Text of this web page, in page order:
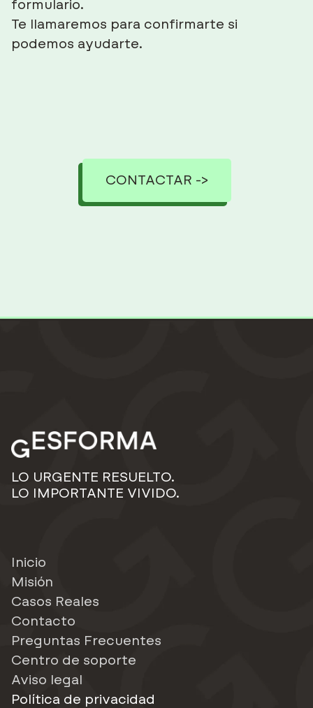
formulario.
Te llamaremos para confirmarte si
podemos ayudarte.
CONTACTAR ->
LO URGENTE RESUELTO.
LO IMPORTANTE VIVIDO.
Inicio
Misión
Casos Reales
Contacto
Preguntas Frecuentes
Centro de soporte
Aviso legal
Política de privacidad